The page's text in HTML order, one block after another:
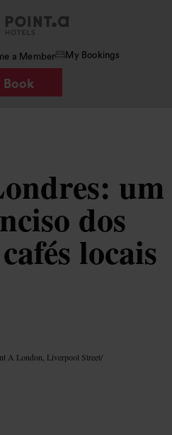
a Member My Bookings
Book
um
dos
locais
A London, Liverpool Street/